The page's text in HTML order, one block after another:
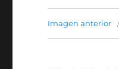
Imagen anterior